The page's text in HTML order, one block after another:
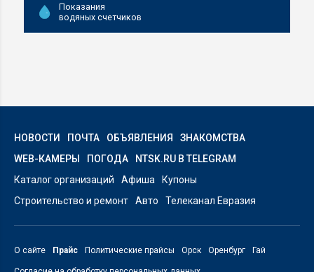
Показания
водяных счетчиков
НОВОСТИ ПОЧТА ОБЪЯВЛЕНИЯ
ЗНАКОМСТВА
WEB-КАМЕРЫ
ПОГОДА
NTSK.RU В TELEGRAM
Каталог организаций
Афиша
Купоны
Строительство и ремонт
Авто Телеканал Евразия
О сайте Прайс Политические прайсы Орск Оренбург Гай